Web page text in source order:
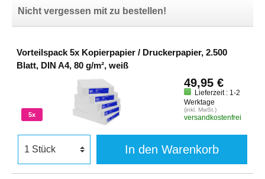
Nicht vergessen mit zu bestellen!
Vorteilspack 5x Kopierpapier / Druckerpapier, 2.500
Blatt, DIN A4, 80 g/m², weiß
5x
49,95 €
Lieferzeit : 1-2
Werktage
(inkl. MwSt.)
versandkostenfrei
In den Warenkorb